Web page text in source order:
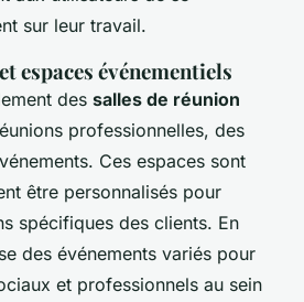
sur leur travail.
espaces événementiels
des salles de réunion
professionnelles, des
Ces espaces sont
être personnalisés pour
spécifiques des clients. En
des événements variés pour
et professionnels au sein